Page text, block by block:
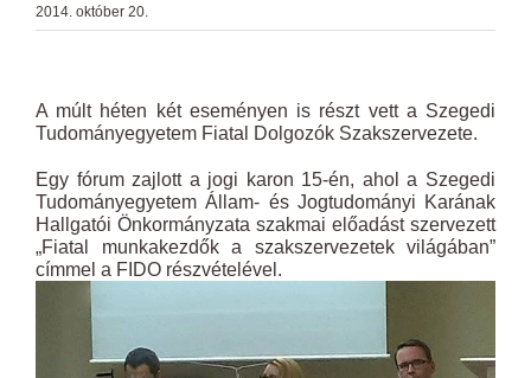
2014. október 20.
Image
A múlt héten két eseményen is részt vett a Szegedi
Tudományegyetem Fiatal Dolgozók Szakszervezete.
Egy fórum zajlott a jogi karon 15-én, ahol a Szegedi
Tudományegyetem Állam- és Jogtudományi Karának
Hallgatói Önkormányzata szakmai előadást szervezett
„Fiatal munkakezdők a szakszervezetek világában”
címmel a FIDO részvételével.